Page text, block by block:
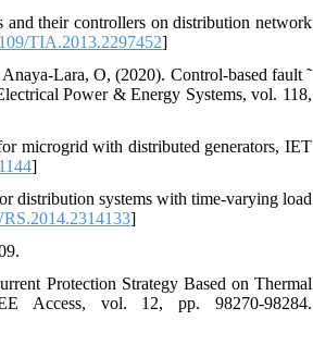
their controllers on distribution network
TIA.2013.2297452]
Lara, O, (2020). Control-based fault ˜
Power & Energy Systems, vol. 118,
microgrid with distributed generators, IET
]
distribution systems with time-varying load
]
Protection Strategy Based on Thermal
Access, vol. 12, pp. 98270-98284.